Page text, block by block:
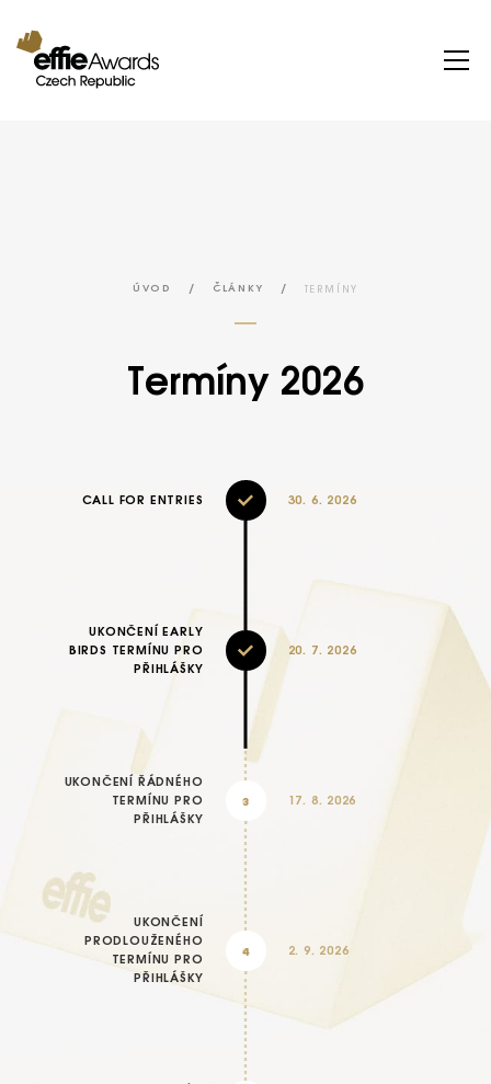
ÚVOD / ČLÁNKY / TERMÍNY
Termíny 2026
CALL FOR ENTRIES 30. 6. 2026
UKONČENÍ EARLY
BIRDS TERMÍNU PRO
PŘIHLÁŠKY
20. 7. 2026
UKONČENÍ ŘÁDNÉHO
TERMÍNU PRO
PŘIHLÁŠKY
3 17. 8. 2026
UKONČENÍ
PRODLOUŽENÉHO
TERMÍNU PRO
PŘIHLÁŠKY
4 2. 9. 2026